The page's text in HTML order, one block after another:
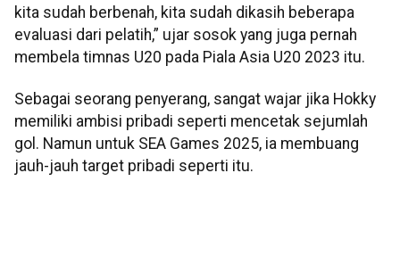
kita sudah berbenah, kita sudah dikasih beberapa
evaluasi dari pelatih,” ujar sosok yang juga pernah
membela timnas U20 pada Piala Asia U20 2023 itu.
Sebagai seorang penyerang, sangat wajar jika Hokky
memiliki ambisi pribadi seperti mencetak sejumlah
gol. Namun untuk SEA Games 2025, ia membuang
jauh-jauh target pribadi seperti itu.